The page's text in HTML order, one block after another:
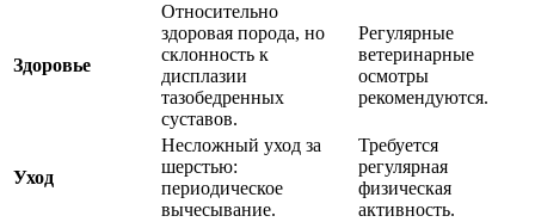
Здоровье
Относительно
здоровая порода, но
склонность к
дисплазии
тазобедренных
суставов.
Регулярные
ветеринарные
осмотры
рекомендуются.
Уход
Несложный уход за
шерстью:
периодическое
вычесывание.
Требуется
регулярная
физическая
активность.